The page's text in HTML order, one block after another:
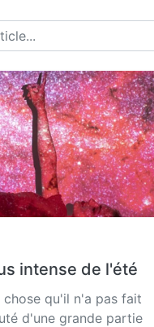
intense de l'été
chose qu'il n'a pas fait
d'une grande partie